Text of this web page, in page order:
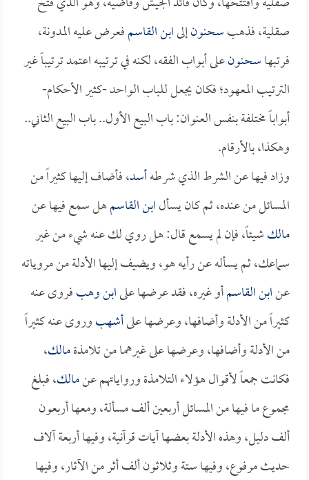
صقلية، فذهبسحنونإلىابن القاسمفعرض عليه المدونة،
فرتبهاسحنونعلى أبواب الفقه، لكنه في ترتيبه اعتمد ترتيباً غير
الترتيب المعهود؛ فكان يجعل للباب الواحد -كثير الأحكام-
أبواباً مختلفة بنفس العنوان: باب البيع الأول.. باب البيع الثاني..
وهكذا، بالأرقام.
وزاد فيها عن الشرط الذي شرطهأسد، فأضاف إليها كثيراً من
المسائل من عنده، ثم كان يسألابن القاسمهل سمع فيها عن
مالكشيئاً، فإن لم يسمع قال: هل روي لك عنه شيء من غير
سماعك، ثم يسأله عن رأيه هو، ويضيف إليها الأدلة من مروياته
عنابن القاسمأو غيره، فقد عرضها علىابن وهبفروى عنه
كثيراً من الأدلة وأضافها، وعرضها علىأشهبوروى عنه كثيراً
من الأدلة وأضافها، وعرضها على غيرهما من تلامذةمالك،
فكانت جمعاً لأقوال هؤلاء التلامذة ورواياتهم عنمالك، فبلغ
مجموع ما فيها من المسائل أربعين ألف مسألة، ومعها أربعون
ألف دليل، وهذه الأدلة بعضها آيات قرآنية، وفيها أربعة آلاف
حديث مرفوع، وفيها ستة وثلاثون ألف أثر من الآثار، وفيها